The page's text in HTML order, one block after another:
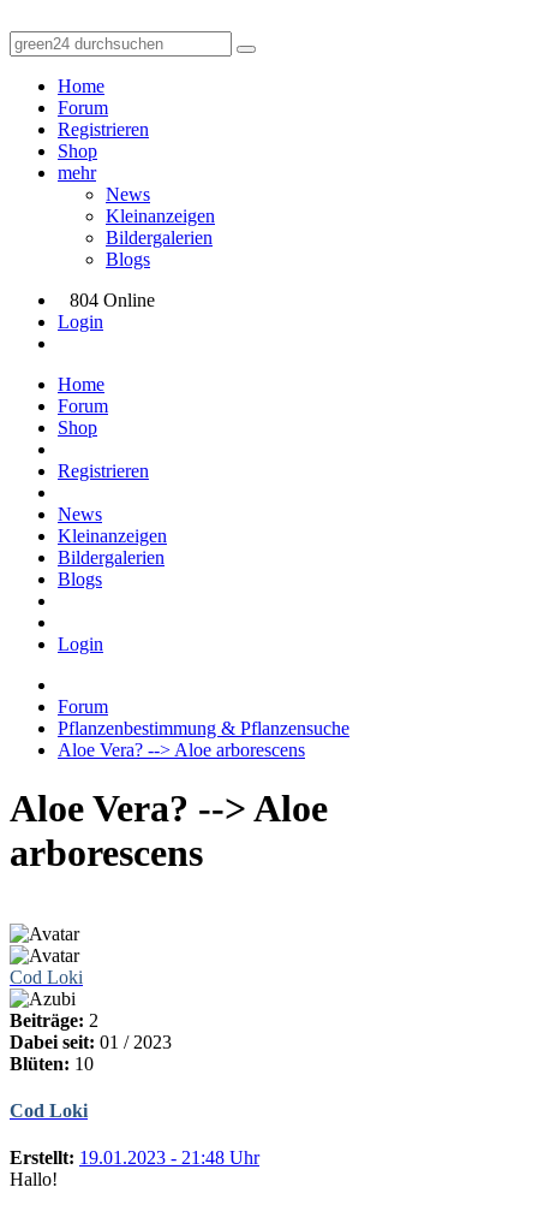
Home
Forum
Registrieren
Shop
mehr
News
Kleinanzeigen
Bildergalerien
Blogs
804 Online
Login
Home
Forum
Shop
Registrieren
News
Kleinanzeigen
Bildergalerien
Blogs
Login
Forum
Pflanzenbestimmung & Pflanzensuche
Aloe Vera? --> Aloe arborescens
Aloe Vera? --> Aloe
arborescens
Cod Loki
Beiträge: 2
Dabei seit: 01 / 2023
Blüten: 10
Cod Loki
Erstellt: 19.01.2023 - 21:48 Uhr
Hallo!